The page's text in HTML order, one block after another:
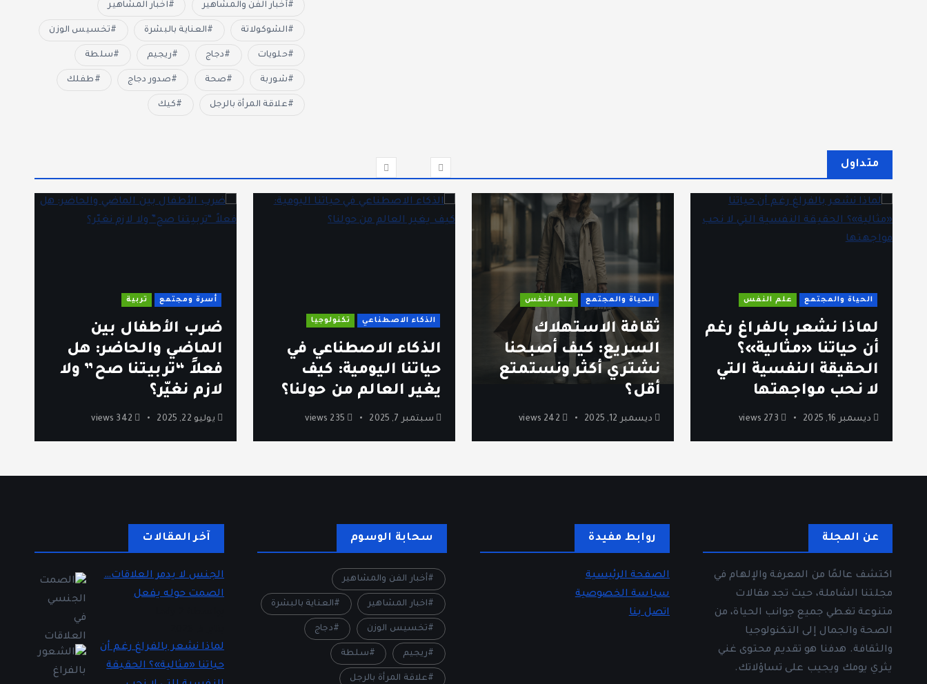
أخبار الفن والمشاهير اخبار المشاهير
الشوكولاتة العناية بالبشرة تخسيس الوزن
حلويات دجاج ريجيم سلطة
شوربة صحة صدور دجاج طفلك
علاقة المرأة بالرجل كيك
متداول
الحياة والمجتمع علم النفس
لماذا نشعر بالفراغ رغم
أن حياتنا «مثالية»؟
الحقيقة النفسية التي
لا نحب مواجهتها
ديسمبر 16, 2025
الحياة والمجتمع علم النفس
ثقافة الاستهلاك
السريع: كيف أصبحنا
نشتري أكثر ونستمتع
أقل؟
ديسمبر 12, 2025
الذكاء الاصطناعي تكنولوجيا
الذكاء الاصطناعي في
حياتنا اليومية: كيف
يغير العالم من حولنا؟
سبتمبر 7, 2025
أسرة ومجتمع تربية
ضرب الأطفال بين
الماضي والحاضر: هل
فعلاً “تربيتنا صح” ولا
لازم نغيّر؟
يوليو 22, 2025
عن المجلة
اكتشف عالمًا من المعرفة والإلهام في
مجلتنا الشاملة، حيث تجد مقالات
متنوعة تغطي جميع جوانب الحياة، من
الصحة والجمال إلى التكنولوجيا
والثقافة. هدفنا هو تقديم محتوى غني
يثري يومك ويجيب على تساؤلاتك.
روابط مفيدة
الصفحة الرئيسية
سياسة الخصوصية
اتصل بنا
سحابة الوسوم
أخبار الفن والمشاهير
اخبار المشاهير العناية بالبشرة
تخسيس الوزن دجاج
ريجيم سلطة
علاقة المرأة بالرجل
آخر المقالات
الجنس لا يدمر العلاقات…
الصمت حوله يفعل
لماذا نشعر بالفراغ رغم أن
حياتنا «مثالية»؟ الحقيقة